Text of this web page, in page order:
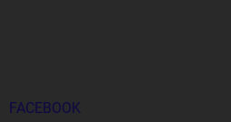
FACEBOOK